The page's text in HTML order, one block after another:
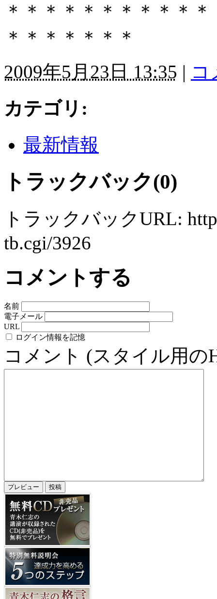
＊＊＊＊＊＊＊＊＊＊
＊＊＊＊＊＊＊
2009年5月23日 13:35 | コ
カテゴリ :
最新情報
トラックバック(0)
トラックバックURL:
tb.cgi/3926
コメントする
名前
電子メール
URL
ログイン情報を記憶
コメント (スタイル用